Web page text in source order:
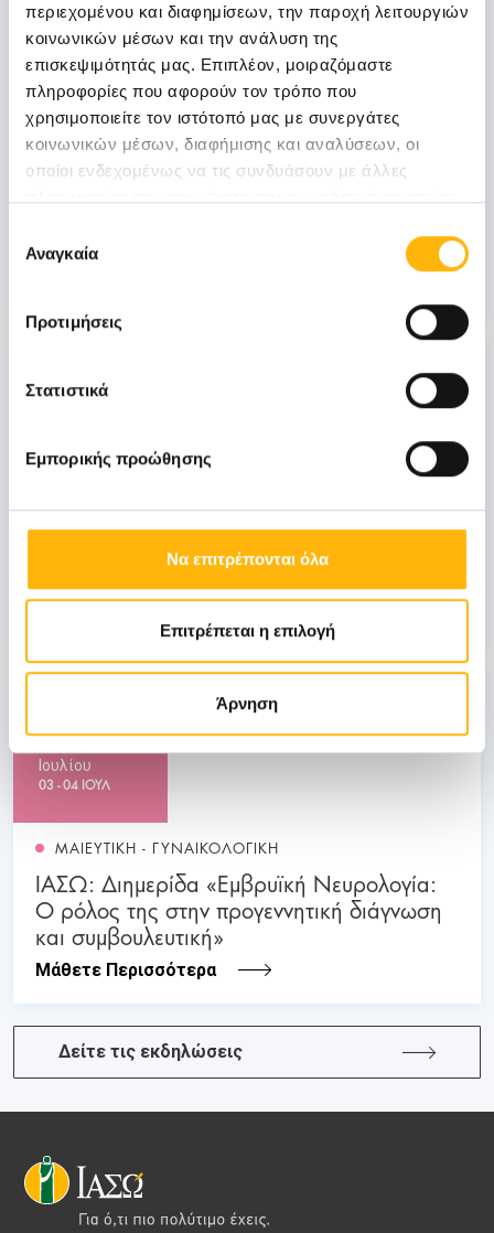
περιεχομένου και διαφημίσεων, την παροχή λειτουργιών
κοινωνικών μέσων και την ανάλυση της
επισκεψιμότητάς μας. Επιπλέον, μοιραζόμαστε
πληροφορίες που αφορούν τον τρόπο που
χρησιμοποιείτε τον ιστότοπό μας με συνεργάτες
κοινωνικών μέσων, διαφήμισης και αναλύσεων, οι
οποίοι ενδεχομένως να τις συνδυάσουν με άλλες
των υπηρεσιών τους.
συγκατάθεσης
Αναγκαία
Προτιμήσεις
Στατιστικά
Εμπορικής προώθησης
Να επιτρέπονται όλα
Επιτρέπεται η επιλογή
Άρνηση
Νοεμβρίου
06 - 07 ΝΟΕ
ΓΕΝΙΚΗ ΚΛΙΝΙΚΗ
ΙΑΣΩ Γενική Κλινική: Επιστημονική
Διημερίδα «Γυναικολογικές νεοπλασίες και
νεοπλασίες ουροποιητικού και μαστού:
δεδομένα από το ESMO 2026»
31
ΓΕΝΙΚΗ ΚΛΙΝΙΚΗ
ΙΑΣΩ: Ημερίδα «Ενδιαφέροντα θέματα
03
Ιουλίου
03 - 04 ΙΟΥΛ
ΜΑΙΕΥΤΙΚΗ - ΓΥΝΑΙΚΟΛΟΓΙΚΗ
ΙΑΣΩ: Διημερίδα «Εμβρυϊκή Νευρολογία:
Ο ρόλος της στην προγεννητική διάγνωση
και συμβουλευτική»
Μάθετε Περισσότερα
Δείτε τις εκδηλώσεις